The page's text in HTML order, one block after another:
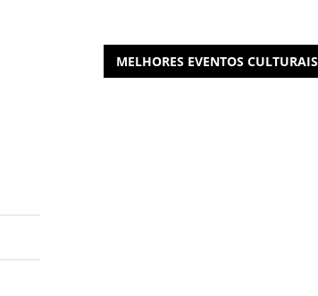
MELHORES EVENTOS CULTURAIS